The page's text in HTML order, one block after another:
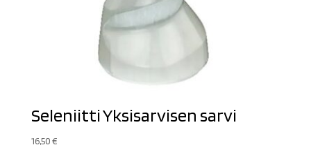
Seleniitti Yksisarvisen sarvi
16,50€